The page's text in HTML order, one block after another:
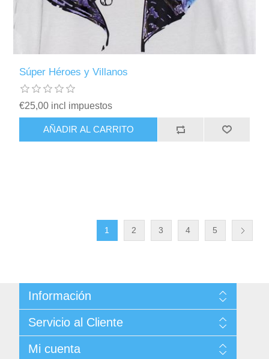
Súper Héroes y Villanos
€25,00 incl impuestos
AÑADIR AL CARRITO
1 2 3 4 5
Información
Condiciones de Venta
Politica de Privacidad
Términos y Condiciones de Uso
Servicio al Cliente
Noticias
Mi cuenta